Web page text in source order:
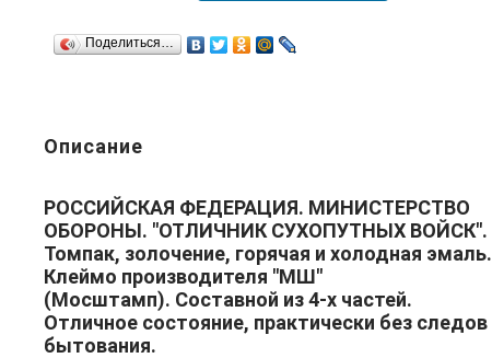
Поделиться…
Описание
РОССИЙСКАЯ ФЕДЕРАЦИЯ. МИНИСТЕРСТВО
ОБОРОНЫ. "ОТЛИЧНИК СУХОПУТНЫХ ВОЙСК".
Томпак, золочение, горячая и холодная эмаль.
Клеймо производителя "МШ"
(Мосштамп). Составной из 4-х частей.
Отличное состояние, практически без следов
бытования.